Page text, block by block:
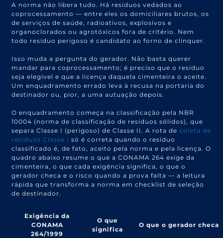
A norma não libera tudo. Há resíduos vedados ao
coprocessamento — entre eles os domiciliares brutos, os
de serviços de saúde, radioativos, explosivos e
organoclorados ou agrotóxicos fora de critério. Nem
todo resíduo perigoso é candidato ao forno de clínquer.
Isso muda a pergunta do gerador. Não basta querer
mandar para coprocessamento; é preciso que o resíduo
seja elegível e que a licença daquela cimenteira o aceite.
Um enquadramento errado leva à recusa na portaria do
destinador ou, pior, a uma autuação depois.
O enquadramento começa na classificação pela NBR
10004 (norma de classificação de resíduos sólidos), que
separa Classe I (perigoso) de Classe II. A rota decoleta de
resíduos Classe I só é correta quando o resíduo
classificado é, de fato, aceito pela norma e pela licença. O
quadro abaixo resume o que a CONAMA 264 exige da
cimenteira, o que cada exigência significa, o que o
gerador checa e o risco quando a prova falta — a leitura
rápida que transforma a norma em checklist de seleção
de destinador.
Exigência da
CONAMA
264/1999
O que
significa
O que o gerador checa